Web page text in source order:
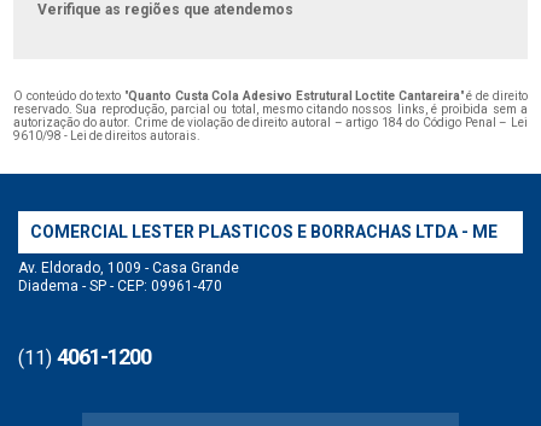
Verifique as regiões que atendemos
O conteúdo do texto "Quanto Custa Cola Adesivo Estrutural Loctite Cantareira" é de direito
reservado. Sua reprodução, parcial ou total, mesmo citando nossos links, é proibida sem a
autorização do autor. Crime de violação de direito autoral – artigo 184 do Código Penal – Lei
9610/98 - Lei de direitos autorais.
COMERCIAL LESTER PLASTICOS E BORRACHAS LTDA - ME
Av. Eldorado, 1009 - Casa Grande
Diadema - SP - CEP: 09961-470
(11) 4061-1200